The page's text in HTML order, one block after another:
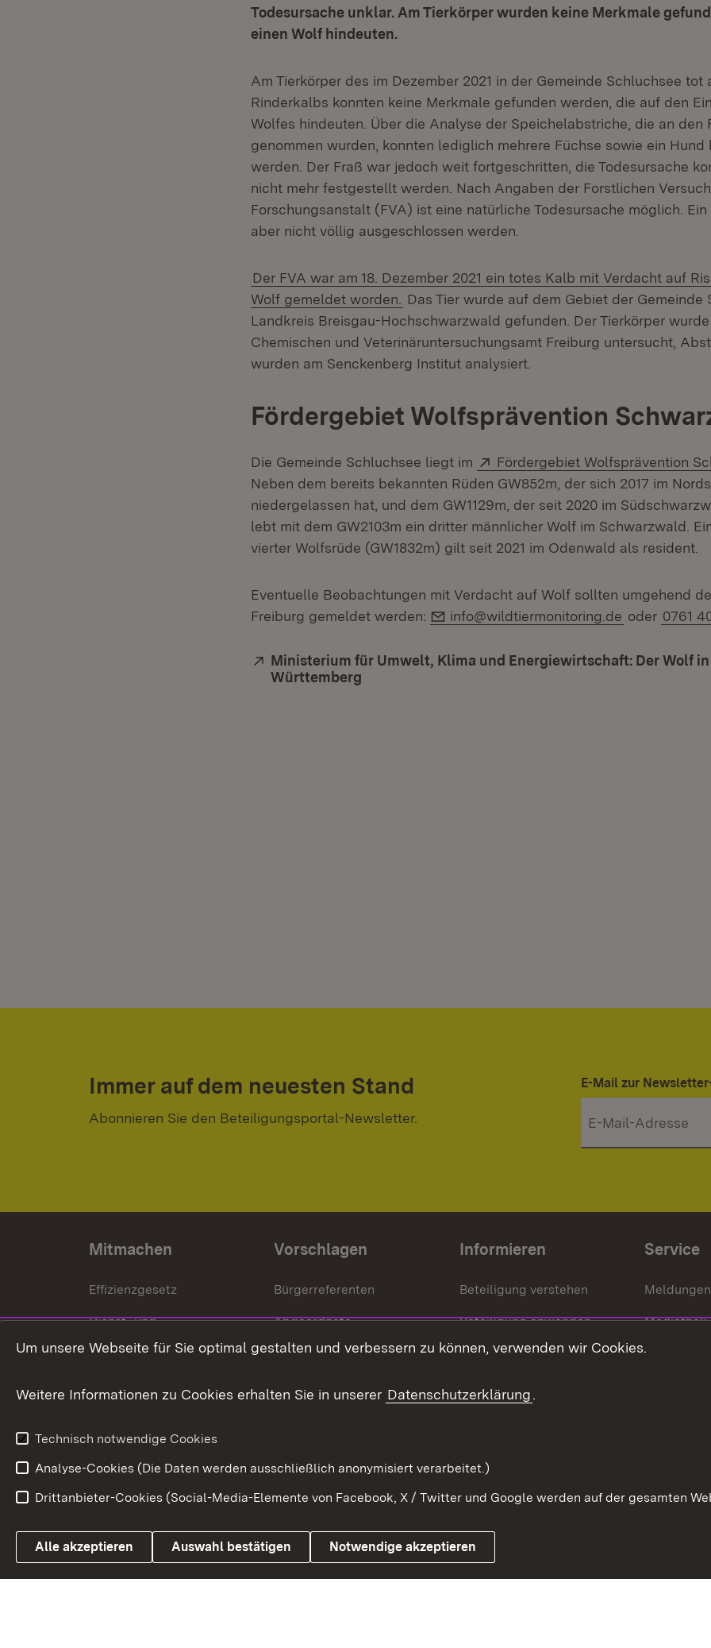
Todesursache unklar. Am Tierkörper wurden keine Merkmale
einen Wolf hindeuten.
Am Tierkörper des im Dezember 2021 in der Gemeinde Schluchsee tot
Rinderkalbs konnten keine Merkmale gefunden werden, die auf den
Wolfes hindeuten. Über die Analyse der Speichelabstriche, die an den
genommen wurden, konnten lediglich mehrere Füchse sowie ein
werden. Der Fraß war jedoch weit fortgeschritten, die Todesursache
nicht mehr festgestellt werden. Nach Angaben der Forstlichen
Forschungsanstalt (FVA) ist eine natürliche Todesursache möglich.
aber nicht völlig ausgeschlossen werden.
Der FVA war am 18. Dezember 2021 ein totes Kalb mit Verdacht auf
Wolf gemeldet worden.
Das Tier wurde auf dem Gebiet der Gemeinde
Landkreis Breisgau-Hochschwarzwald gefunden. Der Tierkörper
Chemischen und Veterinäruntersuchungsamt Freiburg untersucht,
wurden am Senckenberg Institut analysiert.
Fördergebiet Wolfsprävention
Die Gemeinde Schluchsee liegt im Extern:
Fördergebiet Wolfsprävention
Neben dem bereits bekannten Rüden GW852m, der sich 2017 im
niedergelassen hat, und dem GW1129m, der seit 2020 im
lebt mit dem GW2103m ein dritter männlicher Wolf im Schwarzwald.
vierter Wolfsrüde (GW1832m) gilt seit 2021 im Odenwald als resident.
Eventuelle Beobachtungen mit Verdacht auf Wolf sollten umgehend
Freiburg gemeldet werden:
E-Mail:
info@wildtiermonitoring.de oder 0761
Extern:
Ministerium für Umwelt, Klima und Energiewirtschaft: Der Wolf in
Württemberg
Immer auf dem neuesten Stand
Abonnieren Sie den Beteiligungsportal-Newsletter.
E-Mail zur
Mitmachen
Effizienzgesetz
Dienst- und
Versorgungsbezüge
Weitere
Vorschlagen
Bürgerreferenten
Abgeordnete
Bürgerbeauftragte
Informieren
Beteiligung verstehen
Beteiligung anwenden
Beteiligung stärken
Service
Meldungen
Mediathek
Link zum Landesportal
Impressum Kontakt
Um unsere Webseite für Sie optimal gestalten und verbessern zu können, verwenden wir Cookies.
Weitere Informationen zu Cookies erhalten Sie in unserer Datenschutzerklärung.
Technisch notwendige Cookies
Analyse-Cookies (Die Daten werden ausschließlich anonymisiert verarbeitet.)
Drittanbieter-Cookies (Social-Media-Elemente von Facebook, X / Twitter und Google werden auf der gesamten
Alle akzeptieren Auswahl bestätigen Notwendige akzeptieren